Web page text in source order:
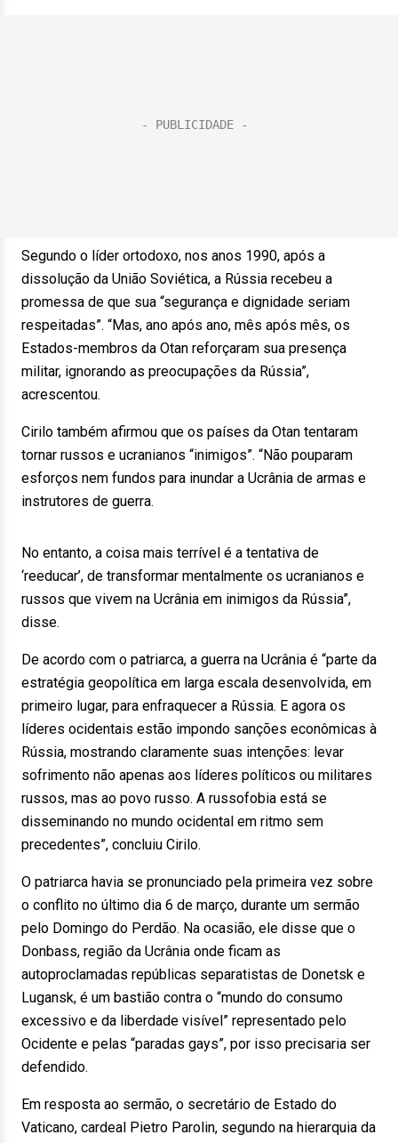
Segundo o líder ortodoxo, nos anos 1990, após a
dissolução da União Soviética, a Rússia recebeu a
promessa de que sua “segurança e dignidade seriam
respeitadas”. “Mas, ano após ano, mês após mês, os
Estados-membros da Otan reforçaram sua presença
militar, ignorando as preocupações da Rússia”,
acrescentou.
Cirilo também afirmou que os países da Otan tentaram
tornar russos e ucranianos “inimigos”. “Não pouparam
esforços nem fundos para inundar a Ucrânia de armas e
instrutores de guerra.
No entanto, a coisa mais terrível é a tentativa de
‘reeducar’, de transformar mentalmente os ucranianos e
russos que vivem na Ucrânia em inimigos da Rússia”,
disse.
De acordo com o patriarca, a guerra na Ucrânia é “parte da
estratégia geopolítica em larga escala desenvolvida, em
primeiro lugar, para enfraquecer a Rússia. E agora os
líderes ocidentais estão impondo sanções econômicas à
Rússia, mostrando claramente suas intenções: levar
sofrimento não apenas aos líderes políticos ou militares
russos, mas ao povo russo. A russofobia está se
disseminando no mundo ocidental em ritmo sem
precedentes”, concluiu Cirilo.
O patriarca havia se pronunciado pela primeira vez sobre
o conflito no último dia 6 de março, durante um sermão
pelo Domingo do Perdão. Na ocasião, ele disse que o
Donbass, região da Ucrânia onde ficam as
autoproclamadas repúblicas separatistas de Donetsk e
Lugansk, é um bastião contra o “mundo do consumo
excessivo e da liberdade visível” representado pelo
Ocidente e pelas “paradas gays”, por isso precisaria ser
defendido.
Em resposta ao sermão, o secretário de Estado do
Vaticano, cardeal Pietro Parolin, segundo na hierarquia da